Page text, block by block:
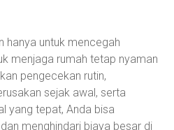
hanya untuk mencegah
menjaga rumah tetap nyaman
pengecekan rutin,
sejak awal, serta
yang tepat, Anda bisa
menghindari biaya besar di